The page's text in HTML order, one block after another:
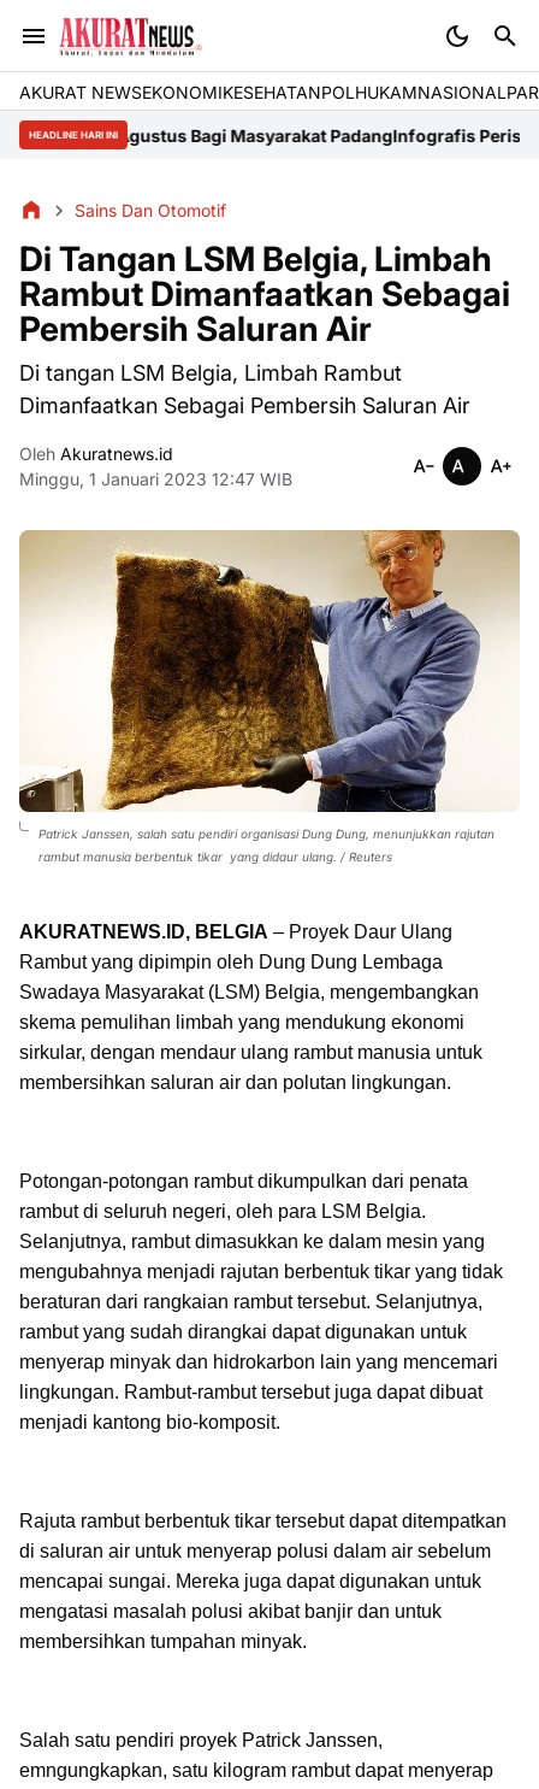
AKURAT NEWSEKONOMIKESEHATANPOLHUKAMNASIONAL
HEADLINE HARI INI
7 Agustus Bagi Masyarakat PadangInfografis Peristiwa di
Sains Dan Otomotif
Di Tangan LSM Belgia, Limbah
Rambut Dimanfaatkan Sebagai
Pembersih Saluran Air
Di tangan LSM Belgia, Limbah Rambut
Dimanfaatkan Sebagai Pembersih Saluran Air
Oleh Akuratnews.id
Minggu, 1 Januari 2023 12:47 WIB
Patrick Janssen, salah satu pendiri organisasi Dung Dung, menunjukkan rajutan
rambut manusia berbentuk tikar yang didaur ulang. / Reuters
AKURATNEWS.ID, BELGIA – Proyek Daur Ulang
Rambut yang dipimpin oleh Dung Dung Lembaga
Swadaya Masyarakat (LSM) Belgia, mengembangkan
skema pemulihan limbah yang mendukung ekonomi
sirkular, dengan mendaur ulang rambut manusia untuk
membersihkan saluran air dan polutan lingkungan.
Potongan-potongan rambut dikumpulkan dari penata
rambut di seluruh negeri, oleh para LSM Belgia.
Selanjutnya, rambut dimasukkan ke dalam mesin yang
mengubahnya menjadi rajutan berbentuk tikar yang tidak
beraturan dari rangkaian rambut tersebut. Selanjutnya,
rambut yang sudah dirangkai dapat digunakan untuk
menyerap minyak dan hidrokarbon lain yang mencemari
lingkungan. Rambut-rambut tersebut juga dapat dibuat
menjadi kantong bio-komposit.
Rajuta rambut berbentuk tikar tersebut dapat ditempatkan
di saluran air untuk menyerap polusi dalam air sebelum
mencapai sungai. Mereka juga dapat digunakan untuk
mengatasi masalah polusi akibat banjir dan untuk
membersihkan tumpahan minyak.
Salah satu pendiri proyek Patrick Janssen,
emngungkapkan, satu kilogram rambut dapat menyerap